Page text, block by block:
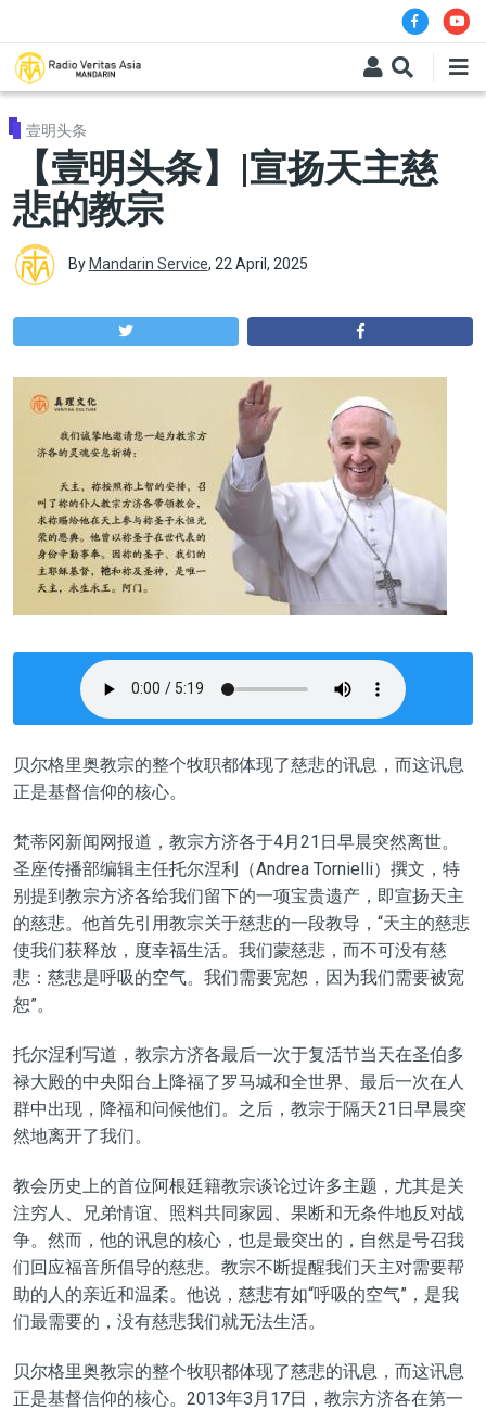
壹明头条
【壹明头条】|宣扬天主慈
悲的教宗
By Mandarin Service, 22 April, 2025
贝尔格里奥教宗的整个牧职都体现了慈悲的讯息，而这讯息
正是基督信仰的核心。
梵蒂冈新闻网报道，教宗方济各于4月21日早晨突然离世。
圣座传播部编辑主任托尔涅利（Andrea Tornielli）撰文，特
别提到教宗方济各给我们留下的一项宝贵遗产，即宣扬天主
的慈悲。他首先引用教宗关于慈悲的一段教导，“天主的慈悲
使我们获释放，度幸福生活。我们蒙慈悲，而不可没有慈
悲：慈悲是呼吸的空气。我们需要宽恕，因为我们需要被宽
恕”。
托尔涅利写道，教宗方济各最后一次于复活节当天在圣伯多
禄大殿的中央阳台上降福了罗马城和全世界、最后一次在人
群中出现，降福和问候他们。之后，教宗于隔天21日早晨突
然地离开了我们。
教会历史上的首位阿根廷籍教宗谈论过许多主题，尤其是关
注穷人、兄弟情谊、照料共同家园、果断和无条件地反对战
争。然而，他的讯息的核心，也是最突出的，自然是号召我
们回应福音所倡导的慈悲。教宗不断提醒我们天主对需要帮
助的人的亲近和温柔。他说，慈悲有如“呼吸的空气”，是我
们最需要的，没有慈悲我们就无法生活。
贝尔格里奥教宗的整个牧职都体现了慈悲的讯息，而这讯息
正是基督信仰的核心。2013年3月17日，教宗方济各在第一